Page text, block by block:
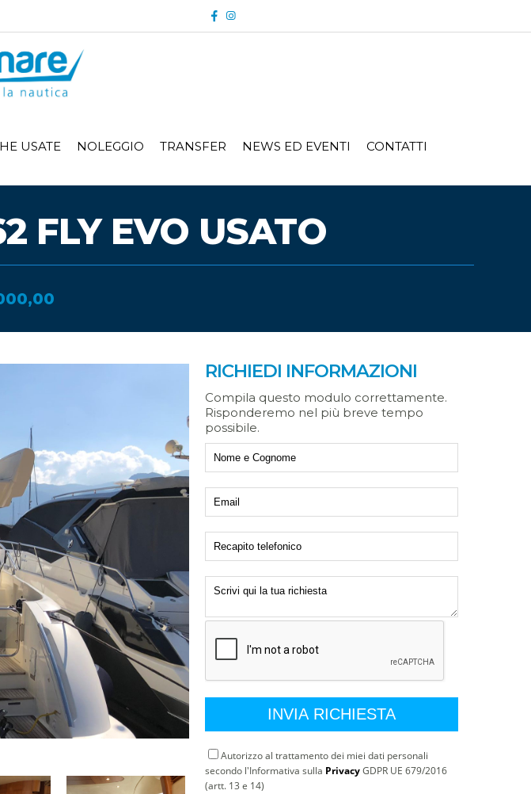
USATE NOLEGGIO TRANSFER NEWS ED EVENTI CONTATTI
FLY EVO USATO
RICHIEDI INFORMAZIONI
Compila questo modulo correttamente.
Risponderemo nel più breve tempo
possibile.
Autorizzo al trattamento dei miei dati personali
secondo l'Informativa sulla PrivacyGDPR UE 679/2016
(artt. 13 e 14)